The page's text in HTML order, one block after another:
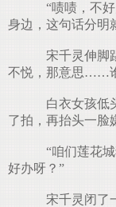
“啧啧，不好
身边，这句话分明
宋千灵伸脚
不悦，那意思……
白衣女孩低
了拍，再抬头一脸
“咱们莲花城
好办呀？”
宋千灵闭了